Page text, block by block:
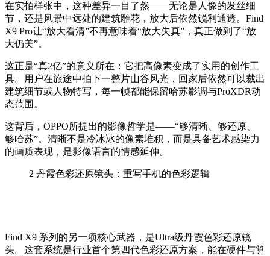
在实拍样张中，这种差异一目了然——无论是人像的发丝细
节，还是风景中远处的建筑雕花，放大后依然锐利通透。Find
X9 Pro让“放大看清”不再意味着“放大失真”，真正做到了“放
大仍美”。
这正是“真2亿”的意义所在：它把高像素变成了实用的创作工
具。用户在旅途中拍下一整片山谷风光，回家后依然可以裁出
建筑细节或人物特写，每一帧都能保留哈苏影调与ProXDR动
态范围。
这背后，OPPO所提出的影像哲学是——“够清晰、够还原、
够哈苏”。清晰不是冷冰冰的像素堆积，而是具备艺术感染力
的画质表现，是影像语言的情感延伸。
2 丹霞色彩还原镜头：重写手机的色彩逻辑
Find X9 系列的另一项核心武器，是Ultra级丹霞色彩还原镜
头。这套系统是行业首个第四代色彩还原方案，能在硬件与算